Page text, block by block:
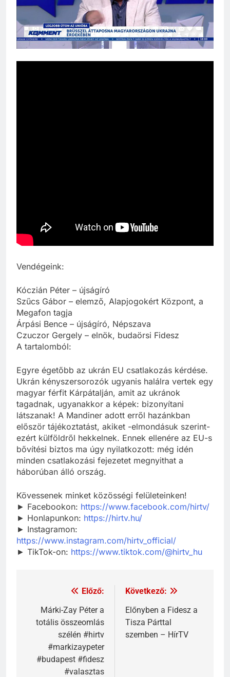
Vendégeink:
Kóczián Péter – újságíró
Szűcs Gábor – elemző, Alapjogokért Központ, a
Megafon tagja
Árpási Bence – újságíró, Népszava
Czuczor Gergely – elnök, budaörsi Fidesz
A tartalomból:
Egyre égetőbb az ukrán EU csatlakozás kérdése.
Ukrán kényszersorozók ugyanis halálra vertek egy
magyar férfit Kárpátalján, amit az ukránok
tagadnak, ugyanakkor a képek: bizonyítani
látszanak! A Mandiner adott erről hazánkban
először tájékoztatást, akiket -elmondásuk szerint-
ezért külföldről hekkelnek. Ennek ellenére az EU-s
bővítési biztos ma úgy nyilatkozott: még idén
minden csatlakozási fejezetet megnyithat a
háborúban álló ország.
Kövessenek minket közösségi felületeinken!
► Facebookon: https://www.facebook.com/hirtv/
► Honlapunkon: https://hirtv.hu/
► Instagramon:
https://www.instagram.com/hirtv_official/
► TikTok-on: https://www.tiktok.com/@hirtv_hu
Előző:
Márki-Zay Péter a
totális összeomlás
szélén #hirtv
#markizaypeter
#budapest #fidesz
#valasztas
Következő:
Előnyben a Fidesz a
Tisza Párttal
szemben – HírTV